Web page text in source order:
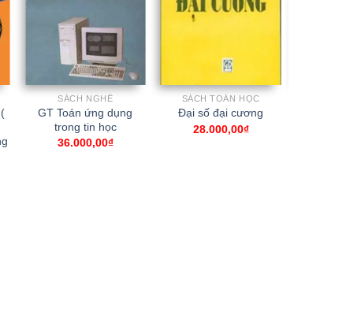
SÁCH NGHỀ
GT Toán ứng dụng
trong tin học
36.000,00₫
SÁCH TOÁN HỌC
Ðại số đại cương
28.000,00₫